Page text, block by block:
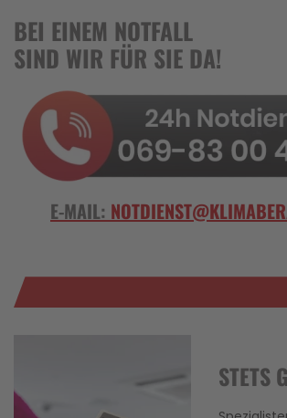
BEI EINEM NOTFALL
SIND WIR FÜR SIE DA!
E-MAIL:
STETS